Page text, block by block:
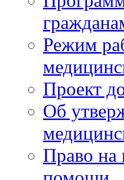
Режим
Проект
Об
Право на